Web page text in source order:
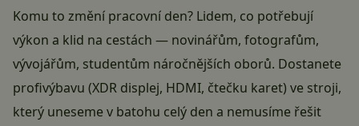
Komu to změní pracovní den? Lidem, co potřebují
výkon a klid na cestách — novinářům, fotografům,
vývojářům, studentům náročnějších oborů. Dostanete
profivýbavu (XDR displej, HDMI, čtečku karet) ve stroji,
který uneseme v batohu celý den a nemusíme řešit